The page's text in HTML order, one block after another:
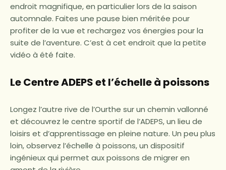
endroit magnifique, en particulier lors de la saison
automnale. Faites une pause bien méritée pour
profiter de la vue et rechargez vos énergies pour la
suite de l’aventure. C’est à cet endroit que la petite
vidéo à été faite.
Le Centre ADEPS et l’échelle à poissons
Longez l’autre rive de l’Ourthe sur un chemin vallonné
et découvrez le centre sportif de l’ADEPS, un lieu de
loisirs et d’apprentissage en pleine nature. Un peu plus
loin, observez l’échelle à poissons, un dispositif
ingénieux qui permet aux poissons de migrer en